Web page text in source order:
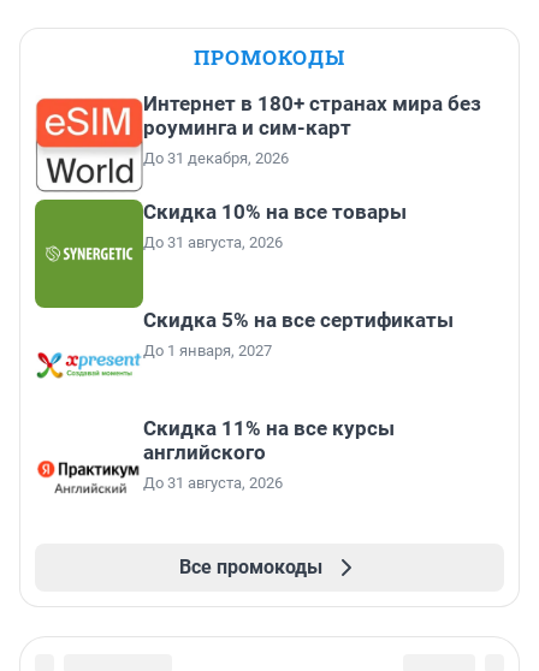
ПРОМОКОДЫ
Интернет в 180+ странах мира без
роуминга и сим-карт
До 31 декабря, 2026
Скидка 10% на все товары
До 31 августа, 2026
Скидка 5% на все сертификаты
До 1 января, 2027
Скидка 11% на все курсы
английского
До 31 августа, 2026
Все промокоды